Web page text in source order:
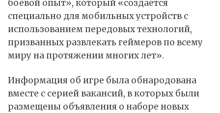
боевой опыт», который «создается
специально для мобильных устройств с
использованием передовых технологий,
призванных развлекать геймеров по всему
миру на протяжении многих лет».
Информация об игре была обнародована
вместе с серией вакансий, в которых были
размещены объявления о наборе новых